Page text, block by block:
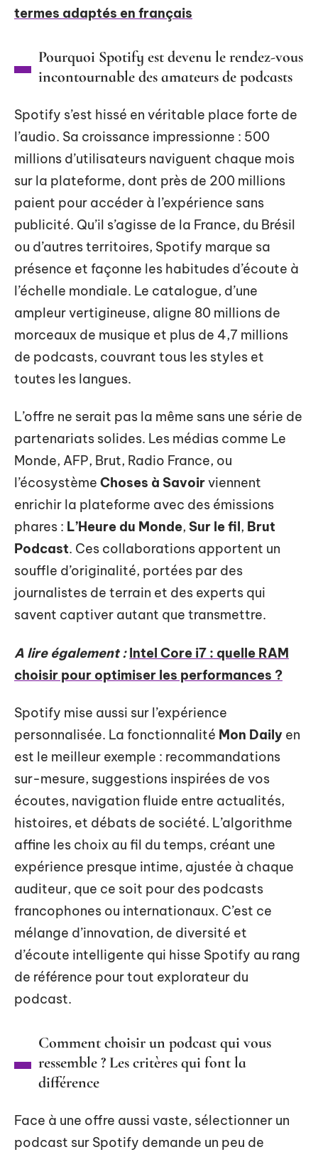
termes adaptés en français
Pourquoi Spotify est devenu le rendez-vous
incontournable des amateurs de podcasts
Spotify s’est hissé en véritable place forte de
l’audio. Sa croissance impressionne : 500
millions d’utilisateurs naviguent chaque mois
sur la plateforme, dont près de 200 millions
paient pour accéder à l’expérience sans
publicité. Qu’il s’agisse de la France, du Brésil
ou d’autres territoires, Spotify marque sa
présence et façonne les habitudes d’écoute à
l’échelle mondiale. Le catalogue, d’une
ampleur vertigineuse, aligne 80 millions de
morceaux de musique et plus de 4,7 millions
de podcasts, couvrant tous les styles et
toutes les langues.
L’offre ne serait pas la même sans une série de
partenariats solides. Les médias comme Le
Monde, AFP, Brut, Radio France, ou
l’écosystème Choses à Savoirviennent
enrichir la plateforme avec des émissions
phares : L’Heure du Monde, Sur le fil, Brut
Podcast. Ces collaborations apportent un
souffle d’originalité, portées par des
journalistes de terrain et des experts qui
savent captiver autant que transmettre.
A lire également : Intel Core i7 : quelle RAM
choisir pour optimiser les performances ?
Spotify mise aussi sur l’expérience
personnalisée. La fonctionnalité Mon Daily en
est le meilleur exemple : recommandations
sur-mesure, suggestions inspirées de vos
écoutes, navigation fluide entre actualités,
histoires, et débats de société. L’algorithme
affine les choix au fil du temps, créant une
expérience presque intime, ajustée à chaque
auditeur, que ce soit pour des podcasts
francophones ou internationaux. C’est ce
mélange d’innovation, de diversité et
d’écoute intelligente qui hisse Spotify au rang
de référence pour tout explorateur du
podcast.
Comment choisir un podcast qui vous
ressemble ? Les critères qui font la
différence
Face à une offre aussi vaste, sélectionner un
podcast sur Spotify demande un peu de